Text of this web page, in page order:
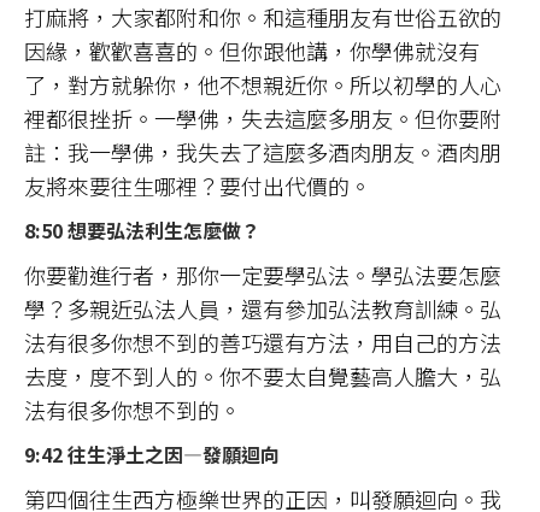
打麻將，大家都附和你。和這種朋友有世俗五欲的
因緣，歡歡喜喜的。但你跟他講，你學佛就沒有
了，對方就躲你，他不想親近你。所以初學的人心
裡都很挫折。一學佛，失去這麼多朋友。但你要附
註：我一學佛，我失去了這麼多酒肉朋友。酒肉朋
友將來要往生哪裡？要付出代價的。
8:50 想要弘法利生怎麼做？
你要勸進行者，那你一定要學弘法。學弘法要怎麼
學？多親近弘法人員，還有參加弘法教育訓練。弘
法有很多你想不到的善巧還有方法，用自己的方法
去度，度不到人的。你不要太自覺藝高人膽大，弘
法有很多你想不到的。
9:42 往生淨土之因—發願迴向
第四個往生西方極樂世界的正因，叫發願迴向。我